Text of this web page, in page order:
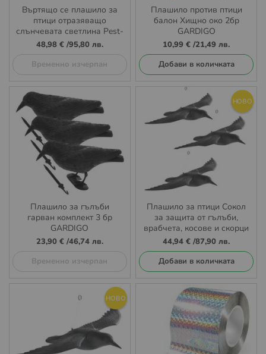
Въртящо се плашило за
птици отразяващо
слънчевата светлина Pest-
Stop Reflect-A-Bird
48,98 €/95,80 лв.
Временно изчерпан
Плашилo против птици
балон Хищно око 2бр
GARDIGO
10,99 € /21,49 лв.
Добави в количката
Плашило за гълъби
гарван комплект 3 бр
GARDIGO
TAUBENSCHRECK
23,90 €/46,74 лв.
Временно изчерпан
НОВО
Плашило за птици Сокол
за защита от гълъби,
врабчета, косове и скорци
3 бр комплект Gardigo
44,94 € /87,90 лв.
Добави в количката
НОВО